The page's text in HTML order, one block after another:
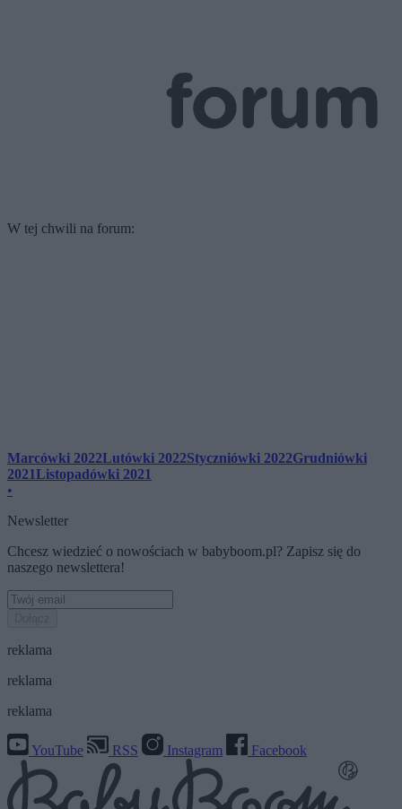
W tej chwili na forum:
Marcówki 2022Lutówki 2022Styczniówki 2022Grudniówki
2021Listopadówki 2021
•
Newsletter
Chcesz wiedzieć o nowościach w babyboom.pl? Zapisz się do
naszego newslettera!
reklama
reklama
reklama
YouTube RSS Instagram Facebook